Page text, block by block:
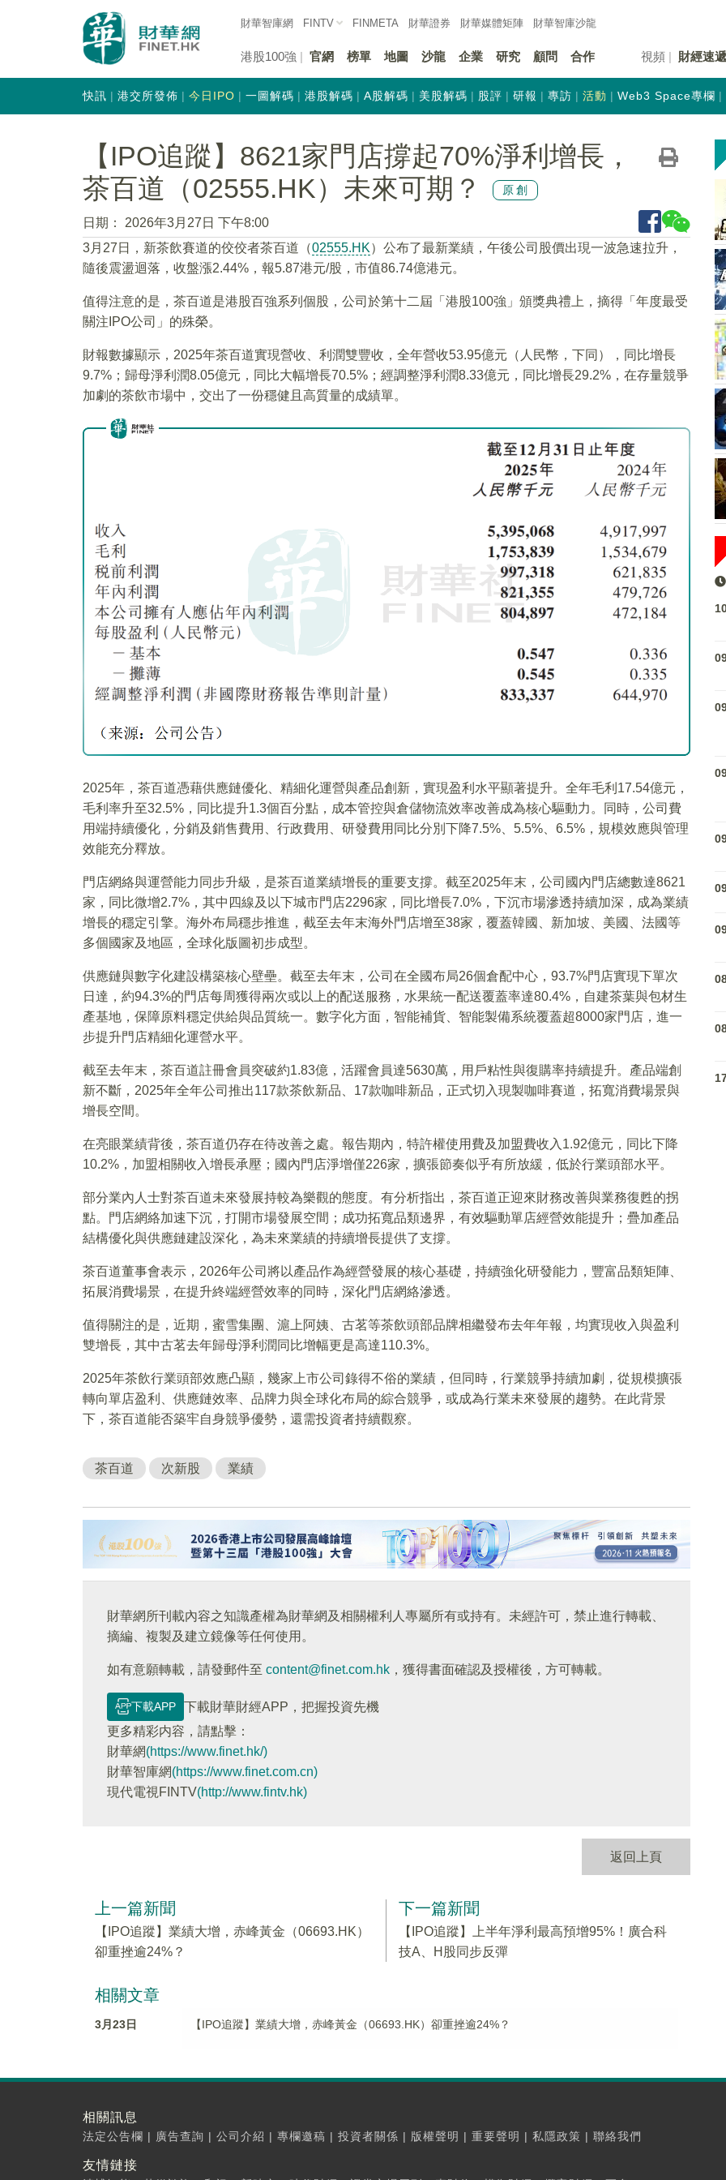
財華智庫網 FINTV FINMETA 財華證券 財華媒體矩陣 財華智庫沙龍
港股100強 官網 榜單 地圖 沙龍 企業 研究 顧問 合作 視頻 財經速遞
快訊 港交所發佈 今日IPO 一圖解碼 港股解碼 A股解碼 美股解碼 股評 研報 專訪 活動 Web3 Space專欄
【IPO追蹤】8621家門店撐起70%淨利增長，
茶百道（02555.HK）未來可期？
原創
日期：
2026年3月27日 下午8:00
3月27日，新茶飲賽道的佼佼者茶百道（02555.HK）公布了最新業績，午後公司股價出現一波急速拉升，
隨後震盪迴落，收盤漲2.44%，報5.87港元/股，市值86.74億港元。
值得注意的是，茶百道是港股百強系列個股，公司於第十二屆「港股100強」頒獎典禮上，摘得「年度最受
關注IPO公司」的殊榮。
財報數據顯示，2025年茶百道實現營收、利潤雙豐收，全年營收53.95億元（人民幣，下同），同比增長
9.7%；歸母淨利潤8.05億元，同比大幅增長70.5%；經調整淨利潤8.33億元，同比增長29.2%，在存量競爭
加劇的茶飲市場中，交出了一份穩健且高質量的成績單。
2025年，茶百道憑藉供應鏈優化、精細化運營與產品創新，實現盈利水平顯著提升。全年毛利17.54億元，
毛利率升至32.5%，同比提升1.3個百分點，成本管控與倉儲物流效率改善成為核心驅動力。同時，公司費
用端持續優化，分銷及銷售費用、行政費用、研發費用同比分別下降7.5%、5.5%、6.5%，規模效應與管理
效能充分釋放。
門店網絡與運營能力同步升級，是茶百道業績增長的重要支撐。截至2025年末，公司國內門店總數達8621
家，同比微增2.7%，其中四線及以下城市門店2296家，同比增長7.0%，下沉市場滲透持續加深，成為業績
增長的穩定引擎。海外布局穩步推進，截至去年末海外門店增至38家，覆蓋韓國、新加坡、美國、法國等
多個國家及地區，全球化版圖初步成型。
供應鏈與數字化建設構築核心壁壘。截至去年末，公司在全國布局26個倉配中心，93.7%門店實現下單次
日達，約94.3%的門店每周獲得兩次或以上的配送服務，水果統一配送覆蓋率達80.4%，自建茶葉與包材生
產基地，保障原料穩定供給與品質統一。數字化方面，智能補貨、智能製備系統覆蓋超8000家門店，進一
步提升門店精細化運營水平。
截至去年末，茶百道註冊會員突破約1.83億，活躍會員達5630萬，用戶粘性與復購率持續提升。產品端創
新不斷，2025年全年公司推出117款茶飲新品、17款咖啡新品，正式切入現製咖啡賽道，拓寬消費場景與
增長空間。
在亮眼業績背後，茶百道仍存在待改善之處。報告期內，特許權使用費及加盟費收入1.92億元，同比下降
10.2%，加盟相關收入增長承壓；國內門店淨增僅226家，擴張節奏似乎有所放緩，低於行業頭部水平。
部分業內人士對茶百道未來發展持較為樂觀的態度。有分析指出，茶百道正迎來財務改善與業務復甦的拐
點。門店網絡加速下沉，打開市場發展空間；成功拓寬品類邊界，有效驅動單店經營效能提升；疊加產品
結構優化與供應鏈建設深化，為未來業績的持續增長提供了支撐。
茶百道董事會表示，2026年公司將以產品作為經營發展的核心基礎，持續強化研發能力，豐富品類矩陣、
拓展消費場景，在提升終端經營效率的同時，深化門店網絡滲透。
值得關注的是，近期，蜜雪集團、滬上阿姨、古茗等茶飲頭部品牌相繼發布去年年報，均實現收入與盈利
雙增長，其中古茗去年歸母淨利潤同比增幅更是高達110.3%。
2025年茶飲行業頭部效應凸顯，幾家上市公司錄得不俗的業績，但同時，行業競爭持續加劇，從規模擴張
轉向單店盈利、供應鏈效率、品牌力與全球化布局的綜合競爭，或成為行業未來發展的趨勢。在此背景
下，茶百道能否築牢自身競爭優勢，還需投資者持續觀察。
茶百道 次新股 業績
財華網所刊載內容之知識產權為財華網及相關權利人專屬所有或持有。未經許可，禁止進行轉載、
摘編、複製及建立鏡像等任何使用。
如有意願轉載，請發郵件至 content@finet.com.hk ，獲得書面確認及授權後，方可轉載。
下載APP
下載財華財經APP，把握投資先機
更多精彩内容，請點擊：
財華網(https://www.finet.hk/)
財華智庫網(https://www.finet.com.cn)
現代電視FINTV(http://www.fintv.hk)
返回上頁
上一篇新聞
【IPO追蹤】業績大增，赤峰黃金（06693.HK）
卻重挫逾24%？
下一篇新聞
【IPO追蹤】上半年淨利最高預增95%！廣合科
技A、H股同步反彈
相關文章
3月23日 【IPO追蹤】業績大增，赤峰黃金（06693.HK）卻重挫逾24%？
相關訊息
法定公告欄 | 廣告查詢 | 公司介紹 | 專欄邀稿 | 投資者關係 | 版權聲明 | 重要聲明 | 私隱政策 | 聯絡我們
友情鏈接